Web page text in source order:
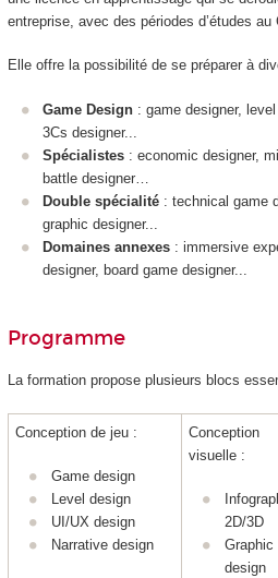
entreprise, avec des périodes d’études
Elle offre la possibilité de se préparer à
Game Design : game designer,
3Cs designer...
Spécialistes : economic designer,
battle designer…
Double spécialité : technical game
graphic designer...
Domaines annexes : immersive
designer, board game designer...
Programme
La formation propose plusieurs blocs
Conception de jeu :
Game design
Level design
UI/UX design
Narrative design
Conception
visuelle :
2D/3D
Graphic
design